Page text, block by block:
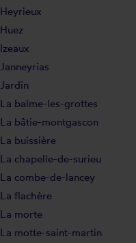
Heyrieux
Huez
Izeaux
Janneyrias
Jardin
La balme-les-grottes
La bâtie-montgascon
La buissière
La chapelle-de-surieu
La combe-de-lancey
La flachère
La morte
La motte-saint-martin